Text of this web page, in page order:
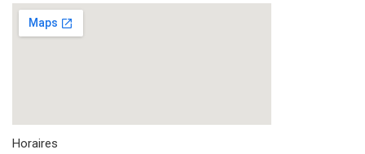
Horaires